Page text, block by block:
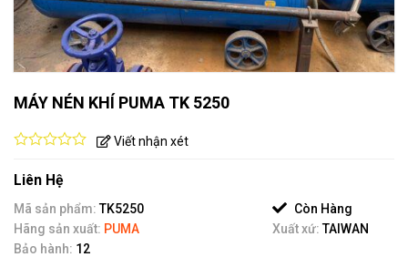
MÁY NÉN KHÍ PUMA TK 5250
out
of
5
Viết nhận xét
Liên Hệ
Mã sản phẩm:TK5250
Còn Hàng
Hãng sản xuất: PUMA Xuất xứ:TAIWAN
Bảo hành: 12